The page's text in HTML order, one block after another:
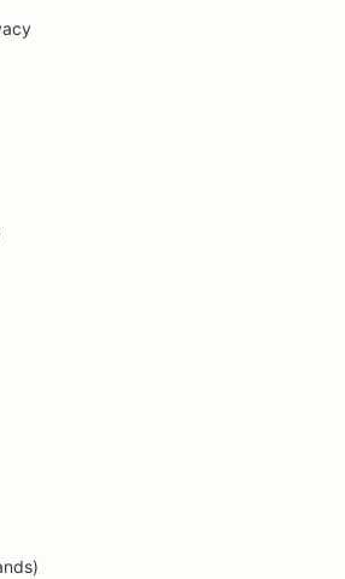
Union
di consulenza sul debito
di cambio valuta
di dermoabrasione
di dettagli